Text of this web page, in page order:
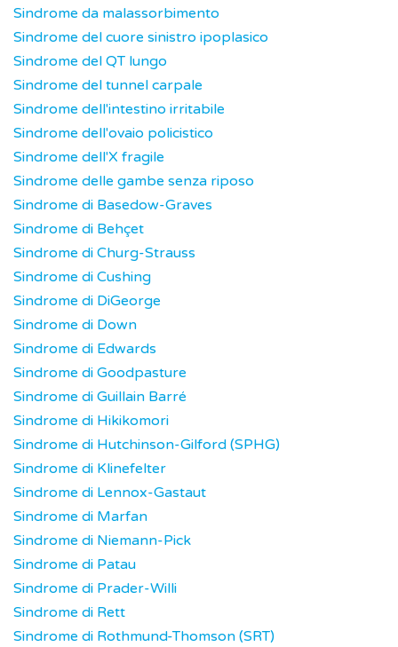
Sindrome da malassorbimento
Sindrome del cuore sinistro ipoplasico
Sindrome del QT lungo
Sindrome del tunnel carpale
Sindrome dell'intestino irritabile
Sindrome dell'ovaio policistico
Sindrome dell'X fragile
Sindrome delle gambe senza riposo
Sindrome di Basedow-Graves
Sindrome di Behçet
Sindrome di Churg-Strauss
Sindrome di Cushing
Sindrome di DiGeorge
Sindrome di Down
Sindrome di Edwards
Sindrome di Goodpasture
Sindrome di Guillain Barré
Sindrome di Hikikomori
Sindrome di Hutchinson-Gilford (SPHG)
Sindrome di Klinefelter
Sindrome di Lennox-Gastaut
Sindrome di Marfan
Sindrome di Niemann-Pick
Sindrome di Patau
Sindrome di Prader-Willi
Sindrome di Rett
Sindrome di Rothmund-Thomson (SRT)